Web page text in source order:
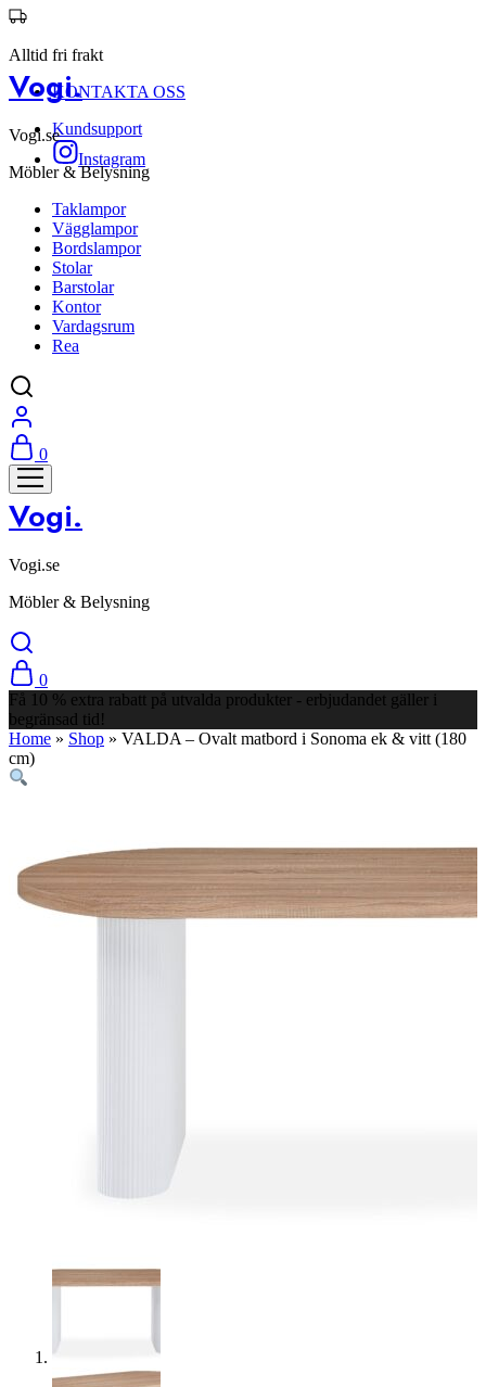
Alltid fri frakt
KONTAKTA OSS
Kundsupport
Instagram
Vogi.
Vogi.se
Möbler & Belysning
Taklampor
Vägglampor
Bordslampor
Stolar
Barstolar
Kontor
Vardagsrum
Rea
0
Vogi.
Vogi.se
Möbler & Belysning
0
Få 10 % extra rabatt på utvalda produkter - erbjudandet gäller i
begränsad tid!
Home » Shop » VALDA – Ovalt matbord i Sonoma ek & vitt (180
cm)